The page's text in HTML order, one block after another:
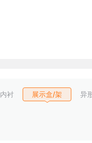
内衬 展示盒/架 异